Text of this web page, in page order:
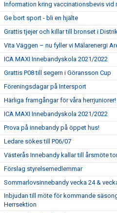
Information kring vaccinationsbevis vid
Ge bort sport - bli en hjälte
Grattis tjejer och killar till bronset i
Vita Väggen – nu fyller vi Mälarenergi
ICA MAXI Innebandyskola 2021/2022
Grattis P08 till segern i Göransson Cup
Föreningsdagar på Intersport
Härliga framgångar för våra herrjuniorer!
ICA MAXI Innebandyskola 2021/2022
Prova på innebandy på öppet hus!
Ledare sökes till P06/07
Västerås Innebandy kallar till årsmöte
Förslag styrelsemedlemmar
Sommarlovsinnebandy vecka 24 &
Inbjudan till möte för kommande
Herrsektion